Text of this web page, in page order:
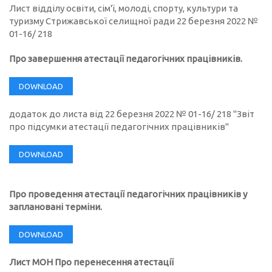
Лист відділу освіти, сім'ї, молоді, спорту, культури та
туризму Стрижавської селищної ради 22 березня 2022 №
01-16/ 218
Про завершення атестації педагогічних працівників.
DOWNLOAD
додаток до листа від 22 березня 2022 № 01-16/ 218 "Звіт
про підсумки атестації педагогічних працівників"
DOWNLOAD
Про проведення атестації педагогічних працівників у
заплановані терміни.
DOWNLOAD
Лист МОН Про перенесення атестації